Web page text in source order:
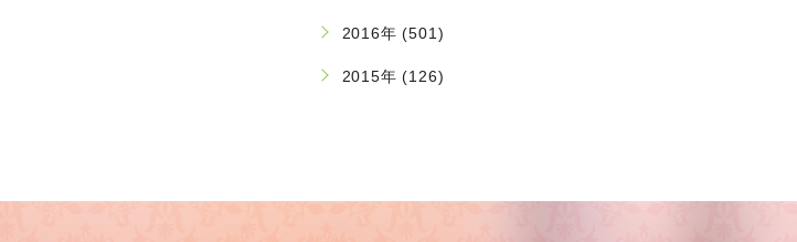
2016年 (501)
2015年 (126)